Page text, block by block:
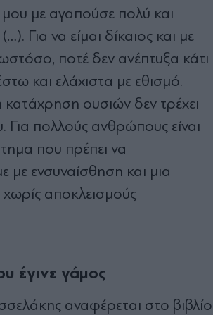
μου με αγαπούσε πολύ και
Για να είμαι δίκαιος και με
ποτέ δεν ανέπτυξα κάτι
και ελάχιστα με εθισμό.
ουσιών δεν τρέχει
Για πολλούς ανθρώπους είναι
που πρέπει να
με ενσυναίσθηση και μια
αποκλεισμούς
έγινε γάμος
αναφέρεται στο βιβλίο